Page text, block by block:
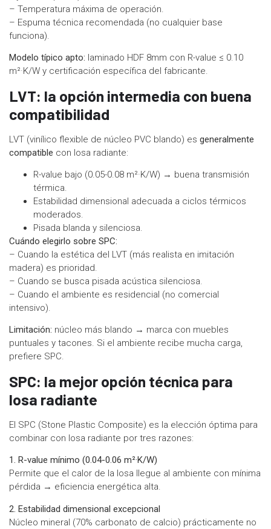
– Temperatura máxima de operación.
– Espuma técnica recomendada (no cualquier base
funciona).
Modelo típico apto: laminado HDF 8mm con R-value ≤ 0.10
m²·K/W y certificación específica del fabricante.
LVT: la opción intermedia con buena
compatibilidad
LVT (vinílico flexible de núcleo PVC blando) es generalmente
compatible con losa radiante:
R-value bajo (0.05-0.08 m²·K/W) → buena transmisión
térmica.
Estabilidad dimensional adecuada a ciclos térmicos
moderados.
Pisada blanda y silenciosa.
Cuándo elegirlo sobre SPC:
– Cuando la estética del LVT (más realista en imitación
madera) es prioridad.
– Cuando se busca pisada acústica silenciosa.
– Cuando el ambiente es residencial (no comercial
intensivo).
Limitación: núcleo más blando → marca con muebles
puntuales y tacones. Si el ambiente recibe mucha carga,
prefiere SPC.
SPC: la mejor opción técnica para
losa radiante
El SPC (Stone Plastic Composite) es la elección óptima para
combinar con losa radiante por tres razones:
1. R-value mínimo (0.04-0.06 m²·K/W)
Permite que el calor de la losa llegue al ambiente con mínima
pérdida → eficiencia energética alta.
2. Estabilidad dimensional excepcional
Núcleo mineral (70% carbonato de calcio) prácticamente no